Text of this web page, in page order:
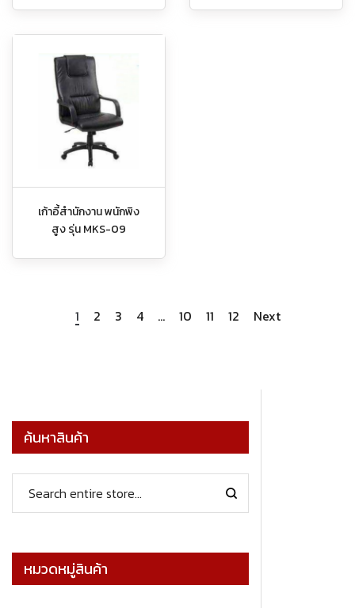
เก้าอี้สำนักงาน พนักพิง
สูง รุ่น MKS-09
1 2 3 4 … 10 11 12 Next
ค้นหาสินค้า
หมวดหมู่สินค้า